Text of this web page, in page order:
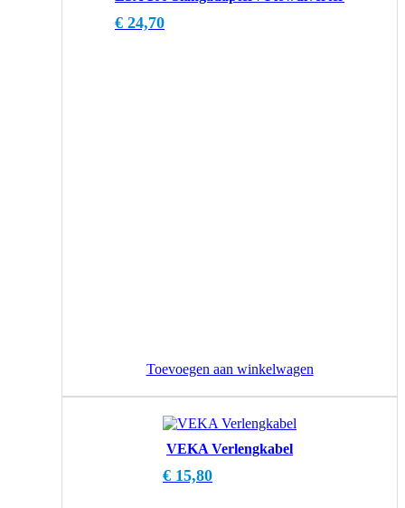
€ 24,70
Toevoegen aan winkelwagen
VEKA Verlengkabel
€ 15,80